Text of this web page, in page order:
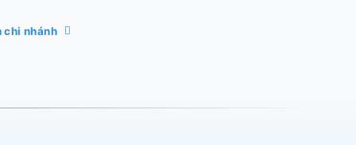
chi nhánh